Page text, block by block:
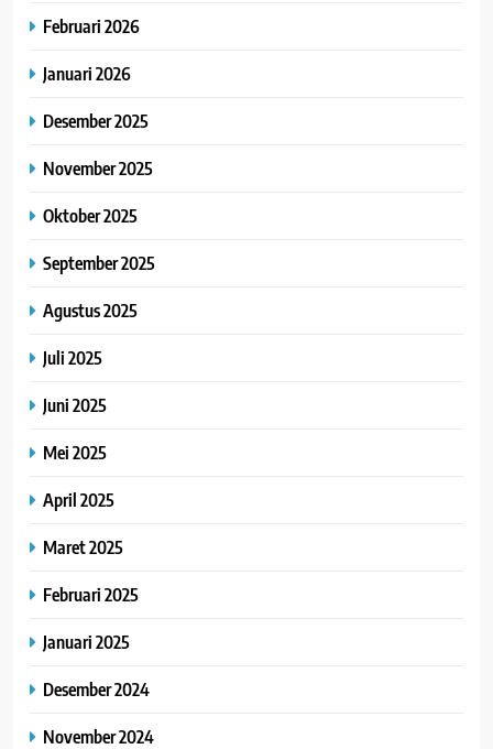
Februari 2026
Januari 2026
Desember 2025
November 2025
Oktober 2025
September 2025
Agustus 2025
Juli 2025
Juni 2025
Mei 2025
April 2025
Maret 2025
Februari 2025
Januari 2025
Desember 2024
November 2024